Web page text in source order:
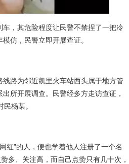
，其危险程度让民警不禁捏了一把冷
仿，民警立即开展查证。
路为邻近凯里火车站西头属于地方管
所开展调查。民警经多方走访查证，
杨某。
”的人，便也学着他人注册了一个名
多、关注高，而自己点赞只有几十次，